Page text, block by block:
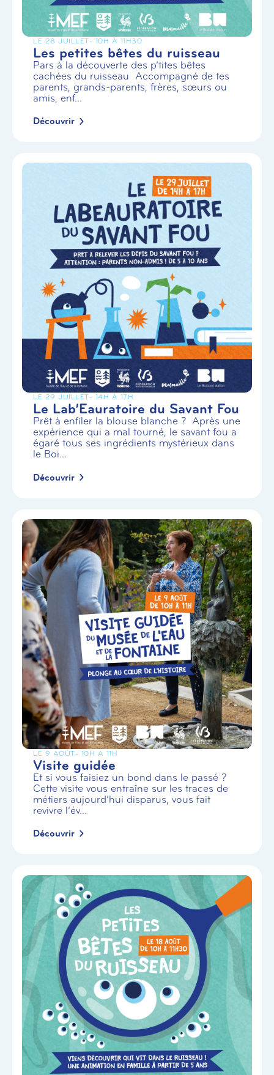
LE 28 JUILLET- 10H À 11H30
Les petites bêtes du ruisseau
Pars à la découverte des p’tites bêtes
cachées du ruisseau Accompagné de tes
parents, grands-parents, frères, sœurs ou
amis, enf...
Découvrir
LE 29 JUILLET- 14H À 17H
Le Lab’Eauratoire du Savant Fou
Prêt à enfiler la blouse blanche ? Après une
expérience qui a mal tourné, le savant fou a
égaré tous ses ingrédients mystérieux dans
le Boi...
Découvrir
LE 9 AOÛT- 10H À 11H
Visite guidée
Et si vous faisiez un bond dans le passé ?
Cette visite vous entraîne sur les traces de
métiers aujourd’hui disparus, vous fait
revivre l’év...
Découvrir